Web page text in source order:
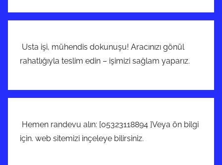
Usta işi, mühendis dokunuşu! Aracınızı gönül
rahatlığıyla teslim edin – işimizi sağlam yaparız.
Hemen randevu alın: [05323118894 ]Veya ön bilgi
için. web sitemizi inçeleye bilirsiniz.